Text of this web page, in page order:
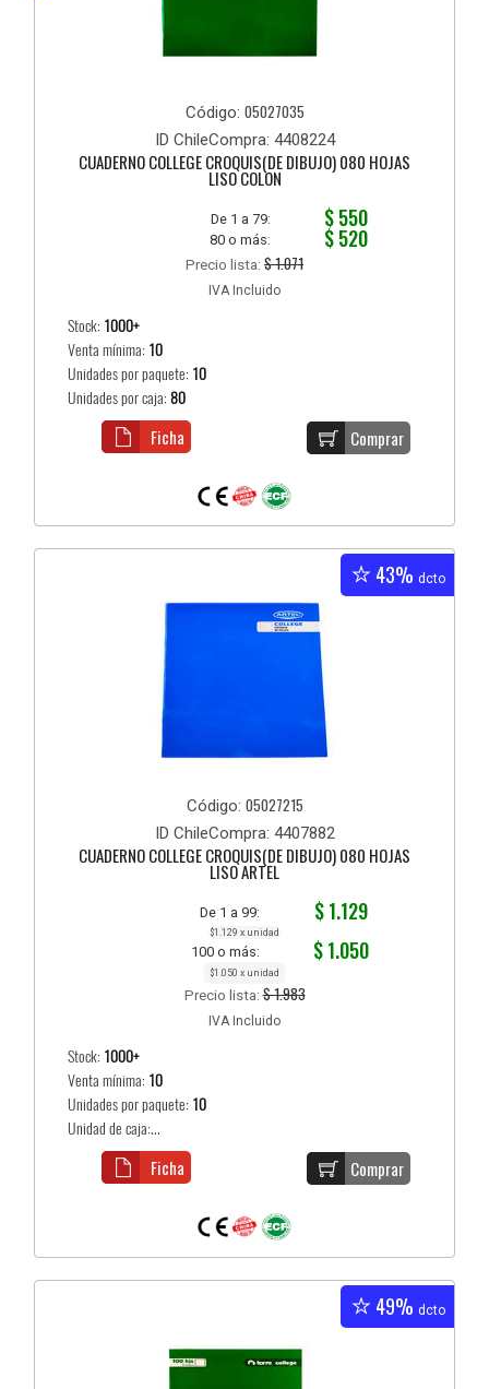
Código: 05027035
ID ChileCompra: 4408224
CUADERNO COLLEGE CROQUIS(DE DIBUJO) 080 HOJAS
LISO COLON
De 1 a 79: $ 550
80 o más: $ 520
Precio lista: $ 1.071
IVA Incluido
Stock: 1000+
Venta mínima: 10
Unidades por paquete: 10
Unidades por caja:80
Comprar
Ficha
43% dcto
Código: 05027215
ID ChileCompra: 4407882
CUADERNO COLLEGE CROQUIS(DE DIBUJO) 080 HOJAS
LISO ARTEL
De 1 a 99: $ 1.129
$1.129 x unidad
100 o más: $ 1.050
$1.050 x unidad
Precio lista:$ 1.983
IVA Incluido
Stock: 1000+
Venta mínima: 10
Unidades por paquete: 10
Unidad de caja:...
Comprar
Ficha
49% dcto